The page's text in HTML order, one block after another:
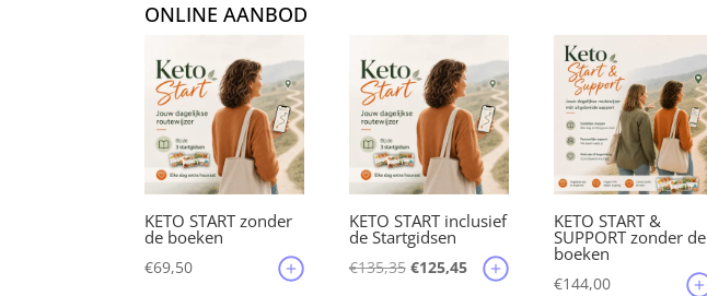
c
e
b
o
o
k
it
te
r
ai
l n
ONLINE AANBOD
KETO START zonder
de boeken
€69,50
KETO START inclusief
de Startgidsen
€135,35 Oorspronkelijke
€125,45Huidige
KETO START &
SUPPORT zonder de
boeken
€144,00